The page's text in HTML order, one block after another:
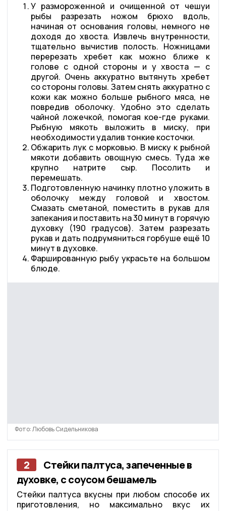
У размороженной и очищенной от чешуи
рыбы разрезать ножом брюхо вдоль,
начиная от основания головы, немного не
доходя до хвоста. Извлечь внутренности,
тщательно вычистив полость. Ножницами
перерезать хребет как можно ближе к
голове с одной стороны и у хвоста — с
другой. Очень аккуратно вытянуть хребет
со стороны головы. Затем снять аккуратно с
кожи как можно больше рыбного мяса, не
повредив оболочку. Удобно это сделать
чайной ложечкой, помогая кое-где руками.
Рыбную мякоть выложить в миску, при
необходимости удалив тонкие косточки.
Обжарить лук с морковью. В миску к рыбной
мякоти добавить овощную смесь. Туда же
крупно натрите сыр. Посолить и
перемешать.
Подготовленную начинку плотно уложить в
оболочку между головой и хвостом.
Смазать сметаной, поместить в рукав для
запекания и поставить на 30 минут в горячую
духовку (190 градусов). Затем разрезать
рукав и дать подрумяниться горбуше ещё 10
минут в духовке.
Фаршированную рыбу украсьте на большом
блюде.
Фото: Любовь Сидельникова
2
Стейки палтуса, запеченные в
духовке, с соусом бешамель
Стейки палтуса вкусны при любом способе их
приготовления, но максимально вкус их